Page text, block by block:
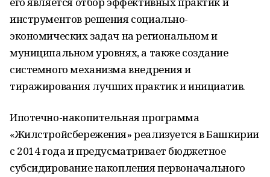
инструментов решения социально-
экономических задач на региональном и
муниципальном уровнях, а также создание
системного механизма внедрения и
тиражирования лучших практик и инициатив.
Ипотечно-накопительная программа
«Жилстройсбережения» реализуется в Башкирии
с 2014 года и предусматривает бюджетное
субсидирование накопления первоначального